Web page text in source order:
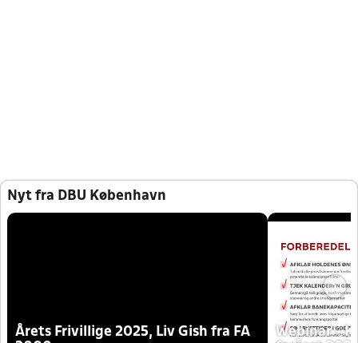
Nyt fra DBU København
Årets Frivillige 2025, Liv Gish fra FA
Webinar -